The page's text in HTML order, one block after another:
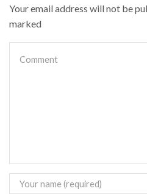
Your email address will not be
marked